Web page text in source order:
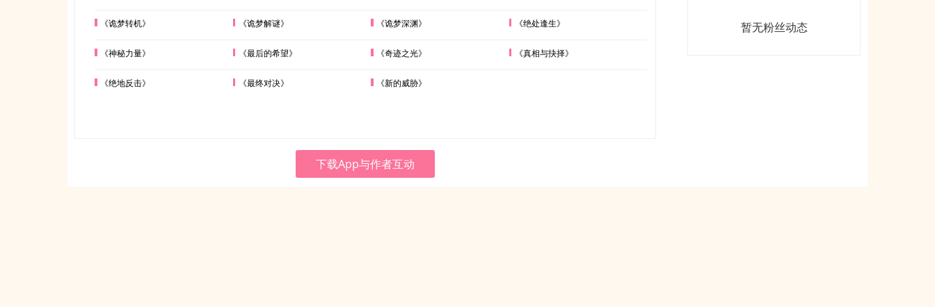
《诡梦转机》 《诡梦解谜》 《诡梦深渊》 《绝处逢生》
《神秘力量》 《最后的希望》 《奇迹之光》 《真相与抉择》
《绝地反击》 《最终对决》 《新的威胁》
下载App与作者互动
暂无粉丝动态